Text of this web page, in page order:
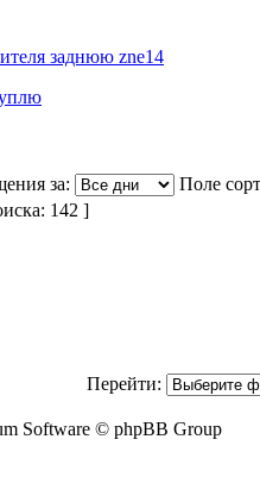
заднюю zne14
за:
Поле
142 ]
Перейти:
Software © phpBB Group